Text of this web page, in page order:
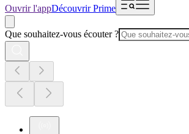
Ouvrir l'appDécouvrir Prime
Que souhaitez-vous écouter ?